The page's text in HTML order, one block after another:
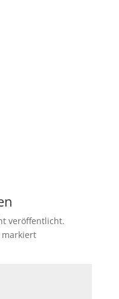
veröffentlicht.
markiert